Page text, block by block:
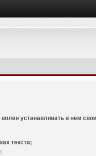
волен устанавливать в нем
текста;
;